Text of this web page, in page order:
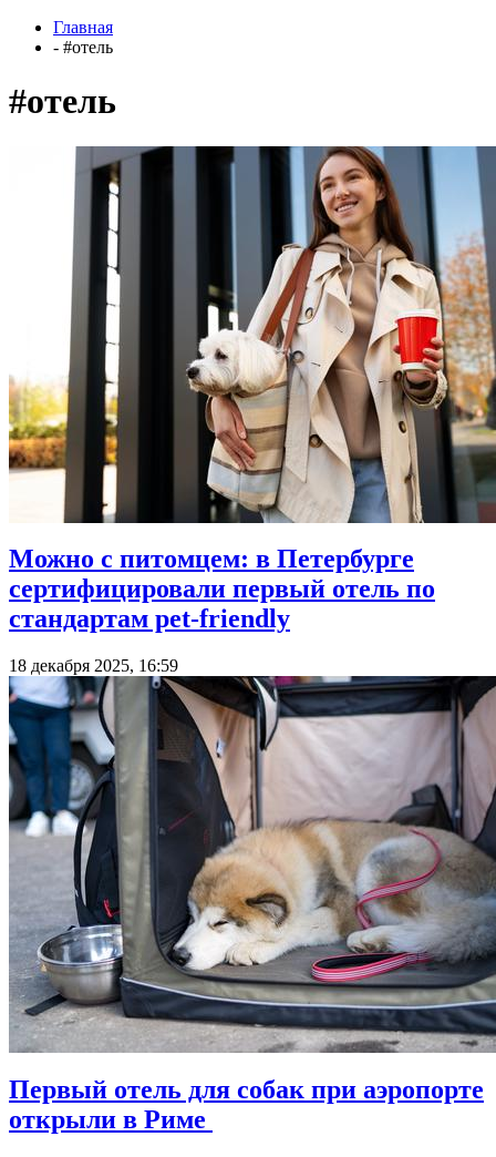
Главная
- #отель
#отель
Можно с питомцем: в Петербурге
сертифицировали первый отель по
стандартам pet-friendly
18 декабря 2025, 16:59
Первый отель для собак при аэропорте
открыли в Риме